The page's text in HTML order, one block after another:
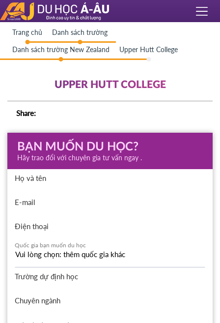
Trang chủ Danh sách trường
Danh sách trường New Zealand Upper Hutt College
UPPER HUTT COLLEGE
Share:
BẠN MUỐN DU HỌC?
Hãy trao đổi với chuyên gia tư vấn ngay .
Họ và tên
E-mail
Điện thoại
Quốc gia bạn muốn du học
Trường dự định học
Chuyên ngành